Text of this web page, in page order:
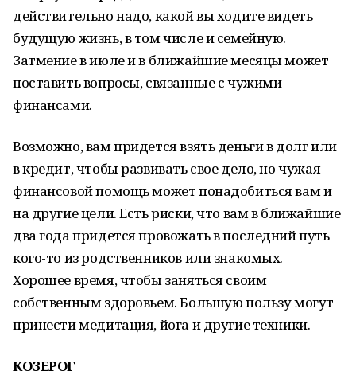
действительно надо, какой вы ходите видеть
будущую жизнь, в том числе и семейную.
Затмение в июле и в ближайшие месяцы может
поставить вопросы, связанные с чужими
финансами.
Возможно, вам придется взять деньги в долг или
в кредит, чтобы развивать свое дело, но чужая
финансовой помощь может понадобиться вам и
на другие цели. Есть риски, что вам в ближайшие
два года придется провожать в последний путь
кого-то из родственников или знакомых.
Хорошее время, чтобы заняться своим
собственным здоровьем. Большую пользу могут
принести медитация, йога и другие техники.
КОЗЕРОГ